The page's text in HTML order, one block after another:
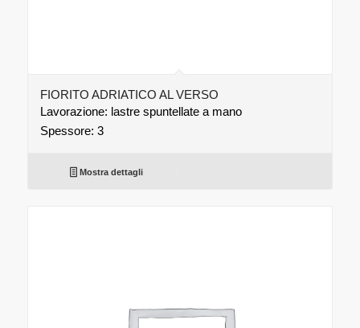
FIORITO ADRIATICO AL VERSO
Lavorazione: lastre spuntellate a mano
Spessore: 3
Mostra dettagli